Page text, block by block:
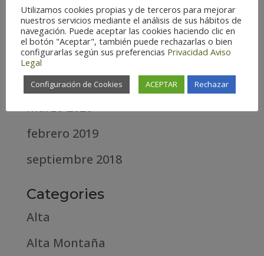
marzo 2021
febrero 2021
diciembre 2020
abril 2020
marzo 2020
febrero 2019
septiembre 2018
Categories
Alta
Alta Montaña
Utilizamos cookies propias y de terceros para mejorar
nuestros servicios mediante el análisis de sus hábitos de
navegación. Puede aceptar las cookies haciendo clic en
el botón "Aceptar", también puede rechazarlas o bien
configurarlas según sus preferencias Privacidad Aviso
Legal
Configuración de Cookies ACEPTAR Rechazar